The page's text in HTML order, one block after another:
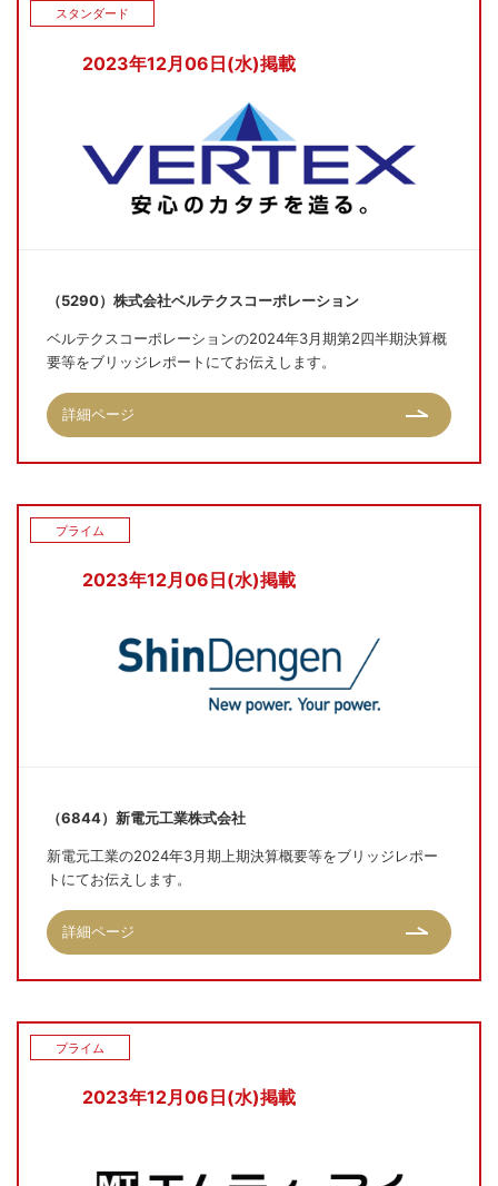
2023年12月06日(水)掲載
スタンダード
（5290）株式会社ベルテクスコーポレーション
ベルテクスコーポレーションの2024年3月期第2四半期決算概
要等をブリッジレポートにてお伝えします。
詳細ページ
2023年12月06日(水)掲載
プライム
（6844）新電元工業株式会社
新電元工業の2024年3月期上期決算概要等をブリッジレポー
トにてお伝えします。
詳細ページ
2023年12月06日(水)掲載
プライム